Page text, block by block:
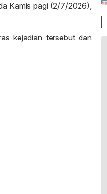
Kamis pagi (2/7/2026),
kejadian tersebut dan